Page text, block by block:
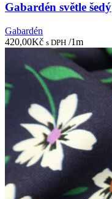
Gabardén světle šedý
Gabardén
420,00Kč s DPH /1m